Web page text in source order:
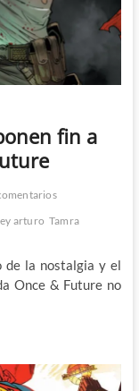
fin a
arturo Tamra
de la nostalgia y el
Once & Future no